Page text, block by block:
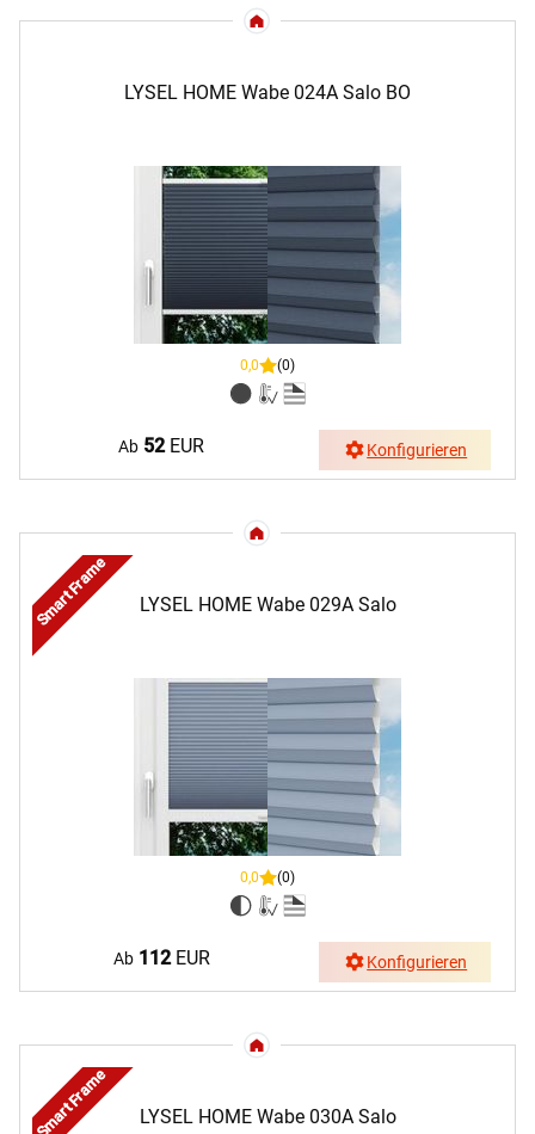
LYSEL HOME Wabe 024A Salo BO
0,0 (0)
Ab 52EUR Konfigurieren
LYSEL HOME Wabe 029A Salo
Smart Frame
0,0 (0)
Ab 112EUR Konfigurieren
LYSEL HOME Wabe 030A Salo
Smart Frame